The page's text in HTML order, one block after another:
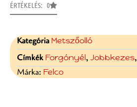
ÉRTÉKELÉS: 0
Kategória Metszőolló
Címkék Forgónyél, Jobbkezes,
Márka: Felco